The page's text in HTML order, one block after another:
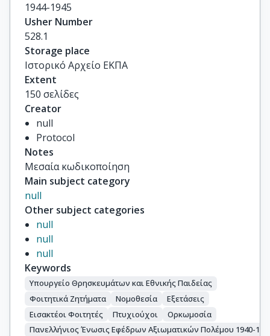
1944-1945
Usher Number
528.1
Storage place
Ιστορικό Αρχείο ΕΚΠΑ
Extent
150 σελίδες
Creator
null
Protocol
Notes
Μεσαία κωδικοποίηση
Main subject category
null
Other subject categories
null
null
null
Keywords
Υπουργείο Θρησκευμάτων και Εθνικής Παιδείας
Φοιτητικά Ζητήματα
Νομοθεσία
Εξετάσεις
Εισακτέοι Φοιτητές
Πτυχιούχοι
Ορκωμοσία
Πανελλήνιος Ένωσις Εφέδρων Αξιωματικών Πολέμου 1940-